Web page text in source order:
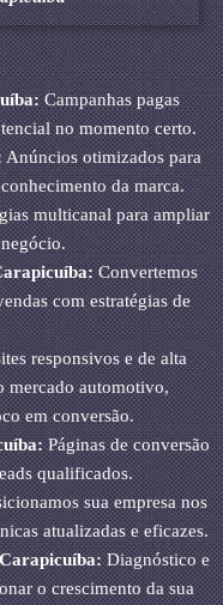
Campanhas pagas
no momento certo.
Anúncios otimizados para
da marca.
multicanal para ampliar
Convertemos
com estratégias de
responsivos e de alta
mercado automotivo,
em conversão.
Páginas de conversão
qualificados.
sua empresa nos
atualizadas e eficazes.
Diagnóstico e
o crescimento da sua